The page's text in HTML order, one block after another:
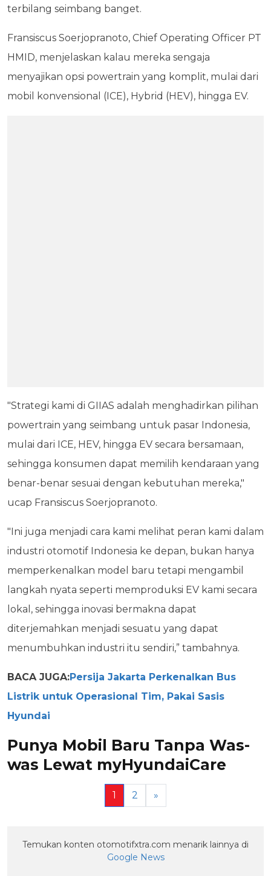
terbilang seimbang banget.
Fransiscus Soerjopranoto, Chief Operating Officer PT
HMID, menjelaskan kalau mereka sengaja
menyajikan opsi powertrain yang komplit, mulai dari
mobil konvensional (ICE), Hybrid (HEV), hingga EV.
"Strategi kami di GIIAS adalah menghadirkan pilihan
powertrain yang seimbang untuk pasar Indonesia,
mulai dari ICE, HEV, hingga EV secara bersamaan,
sehingga konsumen dapat memilih kendaraan yang
benar-benar sesuai dengan kebutuhan mereka,"
ucap Fransiscus Soerjopranoto.
"Ini juga menjadi cara kami melihat peran kami dalam
industri otomotif Indonesia ke depan, bukan hanya
memperkenalkan model baru tetapi mengambil
langkah nyata seperti memproduksi EV kami secara
lokal, sehingga inovasi bermakna dapat
diterjemahkan menjadi sesuatu yang dapat
menumbuhkan industri itu sendiri,” tambahnya.
BACA JUGA:Persija Jakarta Perkenalkan Bus
Listrik untuk Operasional Tim, Pakai Sasis
Hyundai
Punya Mobil Baru Tanpa Was-
was Lewat myHyundaiCare
1 2 »
Temukan konten otomotifxtra.com menarik lainnya di
Google News